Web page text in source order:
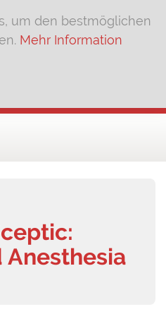
um den bestmöglichen
Mehr Information
Anesthesia